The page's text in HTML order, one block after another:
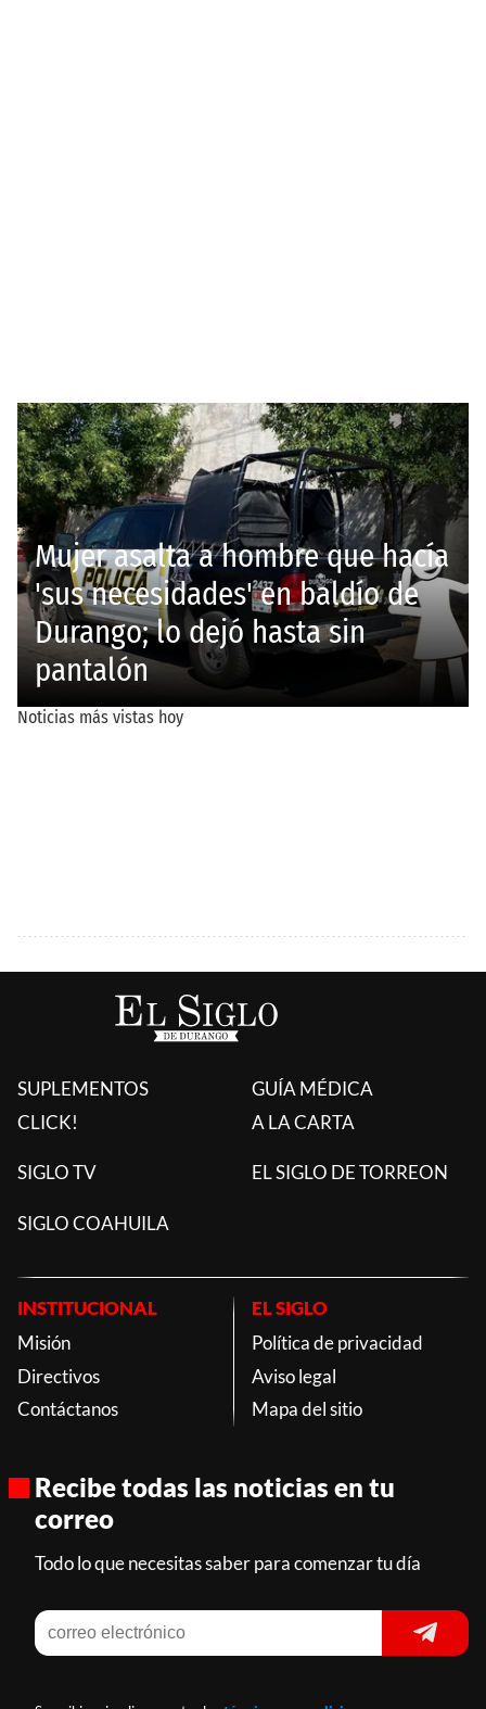
SUPLEMENTOS
CLICK!
GUÍA MÉDICA
A LA CARTA
SIGLO TV EL SIGLO DE TORREON
SIGLO COAHUILA
INSTITUCIONAL
Misión
Directivos
Contáctanos
EL SIGLO
Política de privacidad
Aviso legal
Mapa del sitio
Recibe todas las noticias en tu
correo
Todo lo que necesitas saber para comenzar tu día